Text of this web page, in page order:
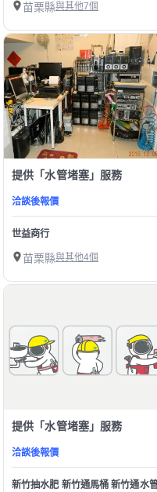
苗栗縣與其他7個
提供「水管堵塞」服務
洽談後報價
世益商行
苗栗縣與其他4個
提供「水管堵塞」服務
洽談後報價
新竹抽水肥 新竹通馬桶 新竹通水